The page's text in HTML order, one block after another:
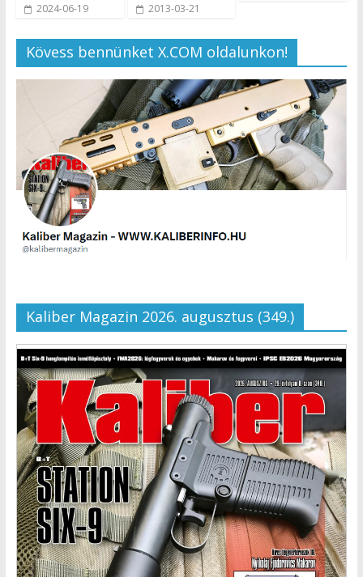
2024-06-19 2013-03-21
Kövess bennünket X.COM oldalunkon!
Kaliber Magazin 2026. augusztus (349.)